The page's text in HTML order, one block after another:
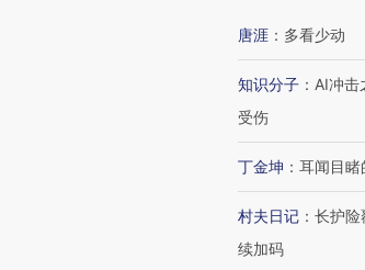
唐涯 ： 多看少动
知识分子 ： AI冲击
受伤
丁金坤 ： 耳闻目睹
村夫日记 ： 长护险
续加码